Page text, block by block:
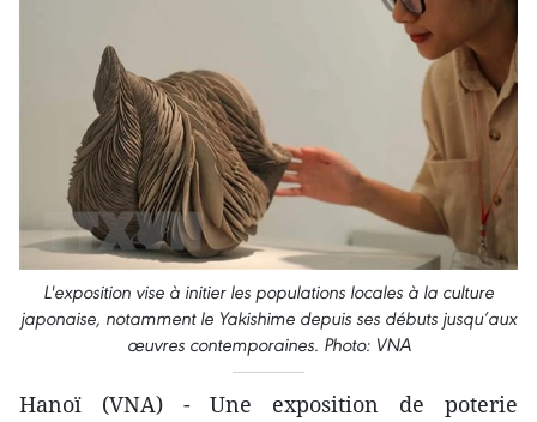
L'exposition vise à initier les populations locales à la culture
japonaise, notamment le Yakishime depuis ses débuts jusqu’aux
œuvres contemporaines. Photo: VNA
Hanoï (VNA) - Une exposition de poterie